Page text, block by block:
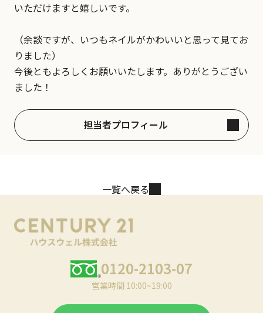
いただけますと嬉しいです。
（余談ですが、いつもネイルがかわいいと思って見てお
りました）
今後ともよろしくお願いいたします。ありがとうござい
ました！
担当者プロフィール
一覧へ戻る
0120-2103-07
営業時間 10:00~19:00